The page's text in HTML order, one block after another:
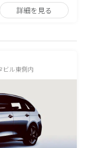
詳細を見る
ル東側内